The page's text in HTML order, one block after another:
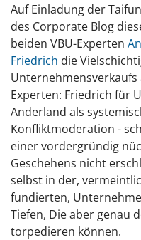
Auf Einladung der
des Corporate Blog
beiden VBU-Experten
Friedrich die
Experten: Friedrich für
Anderland als
Konfliktmoderation -
einer vordergründig
Geschehens nicht
selbst in der,
fundierten,
Tiefen, Die aber genau
torpedieren können.